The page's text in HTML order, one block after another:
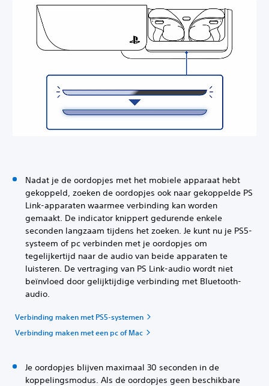
Nadat je de oordopjes met het mobiele apparaat hebt
gekoppeld, zoeken de oordopjes ook naar gekoppelde PS
Link-apparaten waarmee verbinding kan worden
gemaakt. De indicator knippert gedurende enkele
seconden langzaam tijdens het zoeken. Je kunt nu je PS5-
systeem of pc verbinden met je oordopjes om
tegelijkertijd naar de audio van beide apparaten te
luisteren. De vertraging van PS Link-audio wordt niet
beïnvloed door gelijktijdige verbinding met Bluetooth-
audio.
Verbinding maken met PS5-systemen
Verbinding maken met een pc of Mac
Je oordopjes blijven maximaal 30 seconden in de
koppelingsmodus. Als de oordopjes geen beschikbare